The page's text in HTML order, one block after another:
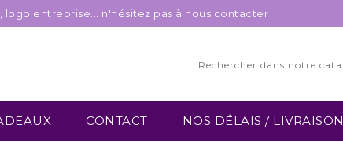
entreprise... n'hésitez pas à nous contacter
CONTACT NOS DÉLAIS / LIVRAISON